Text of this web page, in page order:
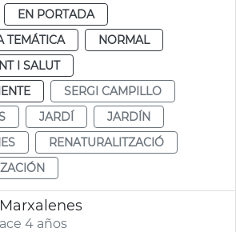
EN PORTADA
TEMÁTICA
NORMAL
I SALUT
SERGI CAMPILLO
JARDÍ
JARDÍN
RENATURALITZACIÓ
4 años